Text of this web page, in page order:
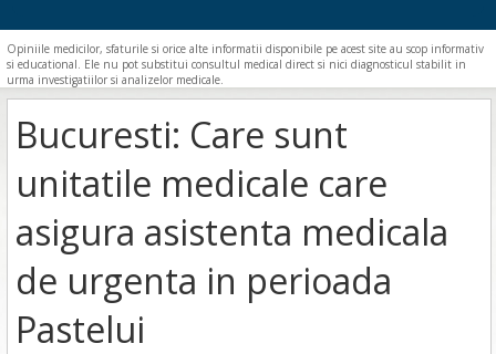
Opiniile medicilor, sfaturile si orice alte informatii disponibile pe acest site au scop informativ
si educational. Ele nu pot substitui consultul medical direct si nici diagnosticul stabilit in
urma investigatiilor si analizelor medicale.
Bucuresti: Care sunt
unitatile medicale care
asigura asistenta medicala
de urgenta in perioada
Pastelui